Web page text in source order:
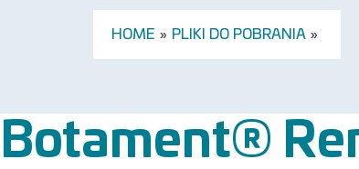
HOME » PLIKI DO POBRANIA »
Botament®